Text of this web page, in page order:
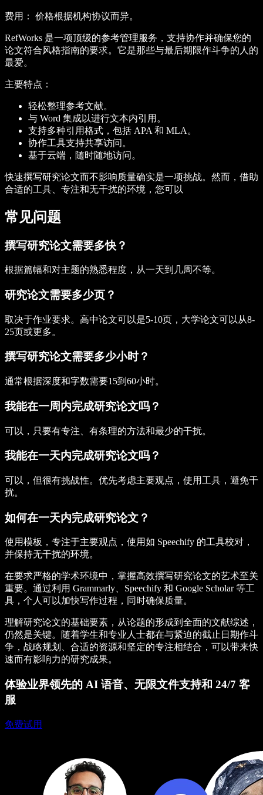
费用： 价格根据机构协议而异。
RefWorks 是一项顶级的参考管理服务，支持协作并确保您的
论文符合风格指南的要求。它是那些与最后期限作斗争的人的
最爱。
主要特点：
轻松整理参考文献。
与 Word 集成以进行文本内引用。
支持多种引用格式，包括 APA 和 MLA。
协作工具支持共享访问。
基于云端，随时随地访问。
快速撰写研究论文而不影响质量确实是一项挑战。然而，借助
合适的工具、专注和无干扰的环境，您可以
常见问题
撰写研究论文需要多快？
根据篇幅和对主题的熟悉程度，从一天到几周不等。
研究论文需要多少页？
取决于作业要求。高中论文可以是5-10页，大学论文可以从8-
25页或更多。
撰写研究论文需要多少小时？
通常根据深度和字数需要15到60小时。
我能在一周内完成研究论文吗？
可以，只要有专注、有条理的方法和最少的干扰。
我能在一天内完成研究论文吗？
可以，但很有挑战性。优先考虑主要观点，使用工具，避免干
扰。
如何在一天内完成研究论文？
使用模板，专注于主要观点，使用如 Speechify 的工具校对，
并保持无干扰的环境。
在要求严格的学术环境中，掌握高效撰写研究论文的艺术至关
重要。通过利用 Grammarly、Speechify 和 Google Scholar 等工
具，个人可以加快写作过程，同时确保质量。
理解研究论文的基础要素，从论题的形成到全面的文献综述，
仍然是关键。随着学生和专业人士都在与紧迫的截止日期作斗
争，战略规划、合适的资源和坚定的专注相结合，可以带来快
速而有影响力的研究成果。
体验业界领先的 AI 语音、无限文件支持和 24/7 客
服
免费试用